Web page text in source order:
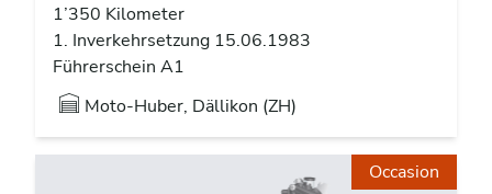
1’350 Kilometer
1. Inverkehrsetzung 15.06.1983
Führerschein A1
Moto-Huber, Dällikon (ZH)
Occasion